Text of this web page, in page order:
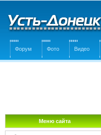
Форум Фото Видео
Меню сайта